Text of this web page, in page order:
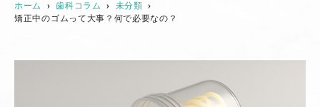
ホーム 歯科コラム
未分類
矯正中のゴムって大事？何で必要なの？